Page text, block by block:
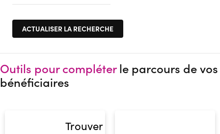
Outils pour compléterle parcours de vos
bénéficiaires
Trouver